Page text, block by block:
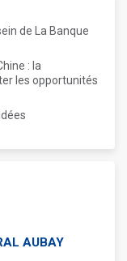
de La Banque
: la
les opportunités
AUBAY